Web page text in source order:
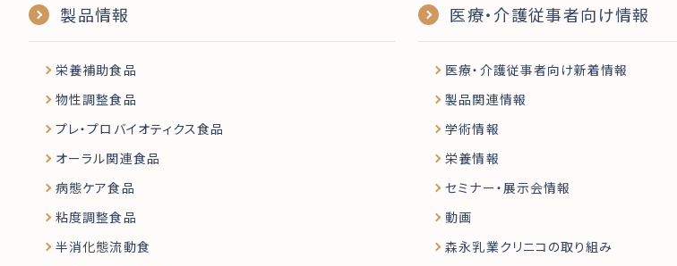
製品情報
栄養補助食品
物性調整食品
プレ・プロバイオティクス食品
オーラル関連食品
病態ケア食品
粘度調整食品
半消化態流動食
医療・介護従事者向け情報
医療・介護従事者向け新着情報
製品関連情報
学術情報
栄養情報
セミナー・展示会情報
動画
森永乳業クリニコの取り組み